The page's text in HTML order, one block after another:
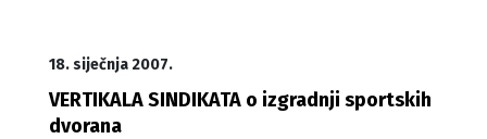
18. siječnja 2007.
VERTIKALA SINDIKATA o izgradnji sportskih
dvorana